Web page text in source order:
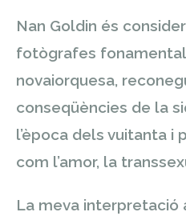
Nan Goldin és
fotògrafes
novaiorquesa,
conseqüències de la
l’època dels vuitanta i
com l’amor, la
La meva interpretació